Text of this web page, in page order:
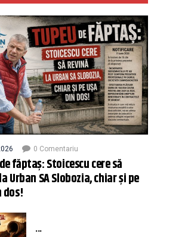
0 Comentariu
făptaș: Stoicescu cere să
Urban SA Slobozia, chiar și pe
dos!
...